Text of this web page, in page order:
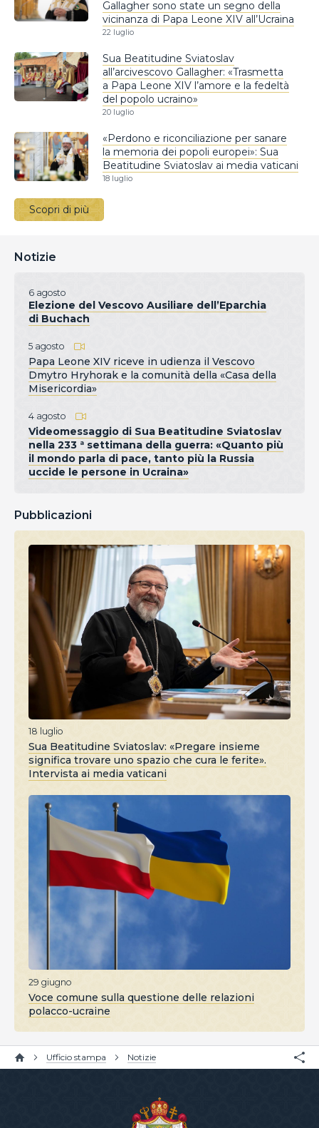
Gallagher sono state un segno della
vicinanza di Papa Leone XIV all’Ucraina
22 luglio
Sua Beatitudine Sviatoslav
all’arcivescovo Gallagher: «Trasmetta
a Papa Leone XIV l’amore e la fedeltà
del popolo ucraino»
20 luglio
«Perdono e riconciliazione per sanare
la memoria dei popoli europei»: Sua
Beatitudine Sviatoslav ai media vaticani
18 luglio
Scopri di più
Notizie
6 agosto
Elezione del Vescovo Ausiliare dell’Eparchia
di Buchach
5 agosto
Papa Leone XIV riceve in udienza il Vescovo
Dmytro Hryhorak e la comunità della «Casa della
Misericordia»
4 agosto
Videomessaggio di Sua Beatitudine Sviatoslav
nella 233 ª settimana della guerra: «Quanto più
il mondo parla di pace, tanto più la Russia
uccide le persone in Ucraina»
Pubblicazioni
18 luglio
Sua Beatitudine Sviatoslav: «Pregare insieme
significa trovare uno spazio che cura le ferite».
Intervista ai media vaticani
29 giugno
Voce comune sulla questione delle relazioni
polacco-ucraine
Ufficio stampa Notizie